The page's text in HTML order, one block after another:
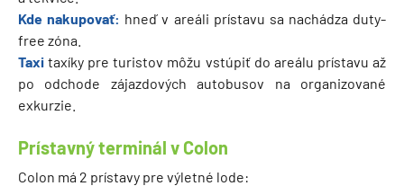
Kde nakupovať: hneď v areáli prístavu sa nachádza duty-
free zóna.
Taxitaxíky pre turistov môžu vstúpiť do areálu prístavu až
po odchode zájazdových autobusov na organizované
exkurzie.
Prístavný terminál v Colon
Colon má 2 prístavy pre výletné lode: